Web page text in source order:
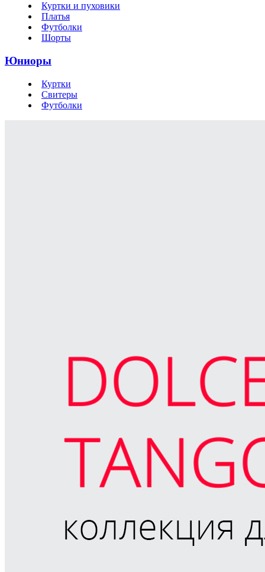
Куртки и пуховики
Платья
Футболки
Шорты
Юниоры
Куртки
Свитеры
Футболки